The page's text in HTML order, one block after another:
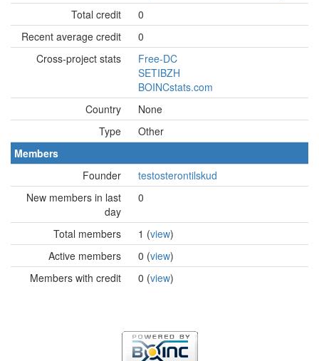
Total credit
0
Recent average credit
0
Cross-project stats
Free-DC
SETIBZH
BOINCstats.com
Country
None
Type
Other
Members
Founder
testosterontilskud
New members in last
day
0
Total members 1 (view)
Active members
0 (view)
Members with credit
0 (view)